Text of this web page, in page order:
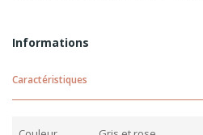
Informations
Caractéristiques